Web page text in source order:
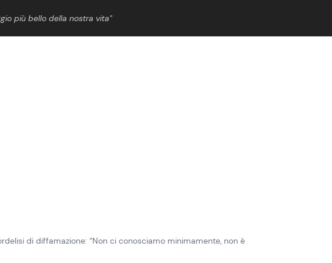
più bello della nostra vita”
di diffamazione: “Non ci conosciamo minimamente, non è